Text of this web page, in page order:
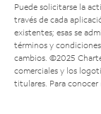
Puede solicitarse la
través de cada
existentes; esas se
términos y
cambios. ©2025
comerciales y los
titulares. Para conocer